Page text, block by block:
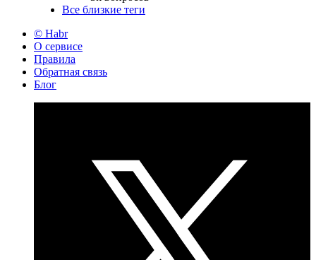
Все близкие теги
© Habr
О сервисе
Правила
Обратная связь
Блог